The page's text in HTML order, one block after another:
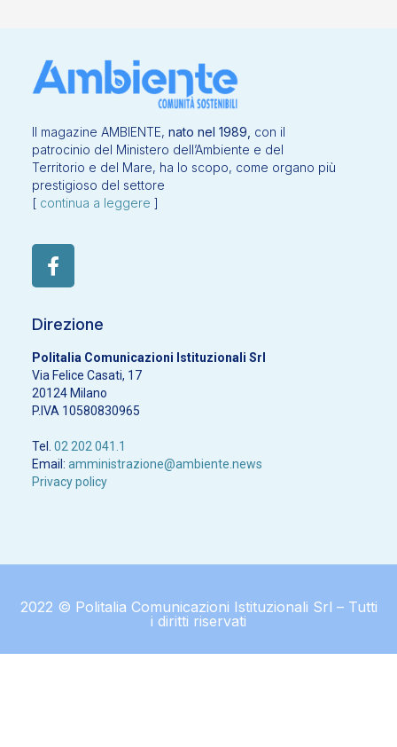
Il magazine AMBIENTE, nato nel 1989, con il
patrocinio del Ministero dell’Ambiente e del
Territorio e del Mare, ha lo scopo, come organo più
prestigioso del settore
[ continua a leggere ]
Direzione
Politalia Comunicazioni Istituzionali Srl
Via Felice Casati, 17
20124 Milano
P.IVA 10580830965
Tel. 02 202 041.1
Email: amministrazione@ambiente.news
Privacy policy
2022 © Politalia Comunicazioni Istituzionali Srl – Tutti
i diritti riservati